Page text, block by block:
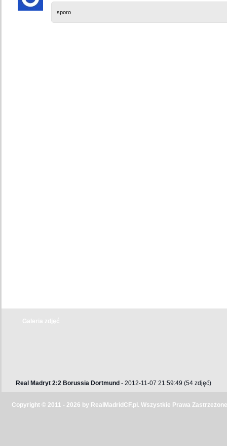
sporo
Galeria zdjęć
Real Madryt 2:2 Borussia Dortmund - 2012-11-07 21:59:49 (54 zdjęć)
Copyright © 2011 - 2026 by RealMadridCF.pl. Wszystkie Prawa